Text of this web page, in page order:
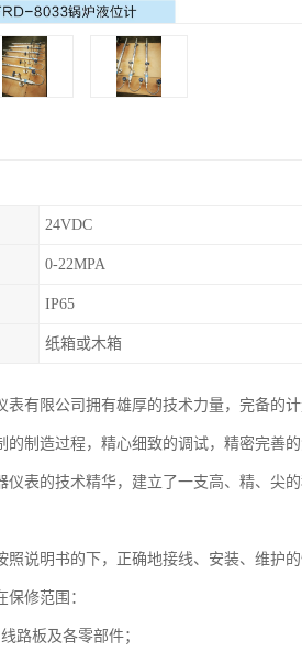
24VDC
0-22MPA
IP65
纸箱或木箱
表有限公司拥有雄厚的技术力量，完备的
的制造过程，精心细致的调试，精密完善
仪表的技术精华，建立了一支高、精、尖
照说明书的下，正确地接线、安装、维护
在保修范围：
卸线路板及各零部件；